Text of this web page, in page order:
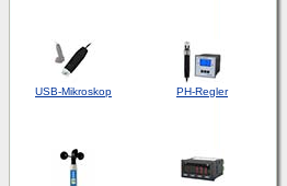
USB-Mikroskop PH-Regler